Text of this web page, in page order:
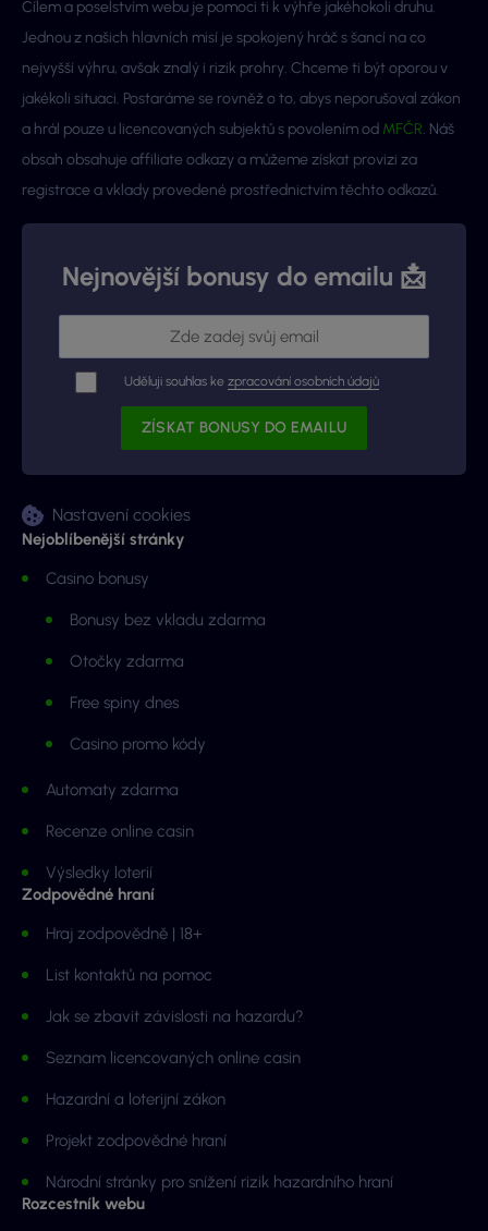
Cílem a poselstvím webu je pomoci ti k výhře jakéhokoli druhu.
Jednou z našich hlavních misí je spokojený hráč s šancí na co
nejvyšší výhru, avšak znalý i rizik prohry. Chceme ti být oporou v
jakékoli situaci. Postaráme se rovněž o to, abys neporušoval zákon
a hrál pouze u licencovaných subjektů s povolením od MFČR. Náš
obsah obsahuje affiliate odkazy a můžeme získat provizi za
registrace a vklady provedené prostřednictvím těchto odkazů.
Nejnovější bonusy do emailu 📩
Uděluji souhlas ke zpracování osobních údajů
Nastavení cookies
Nejoblíbenější stránky
Casino bonusy
Bonusy bez vkladu zdarma
Otočky zdarma
Free spiny dnes
Casino promo kódy
Automaty zdarma
Recenze online casin
Výsledky loterií
Zodpovědné hraní
Hraj zodpovědně | 18+
List kontaktů na pomoc
Jak se zbavit závislosti na hazardu?
Seznam licencovaných online casin
Hazardní a loterijní zákon
Projekt zodpovědné hraní
Národní stránky pro snížení rizik hazardního hraní
Rozcestník webu